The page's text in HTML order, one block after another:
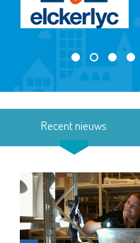
Recent nieuws